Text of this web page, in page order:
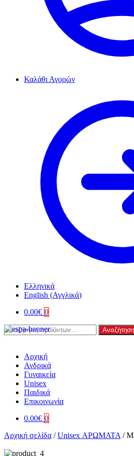
Καλάθι Αγορών
Ελληνικά
English (Αγγλικά)
0.00€ 0
Αναζήτηση
για:
Αναζήτηση
Αρχική
Ανδρικά
Γυναικεία
Unisex
Παιδικά
Επικοινωνία
0.00€ 0
Αρχική σελίδα /Unisex ΑΡΩΜΑΤΑ /